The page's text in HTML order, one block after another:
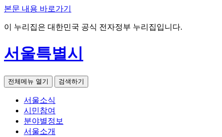
본문 내용 바로가기
이 누리집은 대한민국 공식 전자정부 누리집입니다.
서울특별시
전체메뉴 열기 검색하기
서울소식
시민참여
분야별정보
서울소개